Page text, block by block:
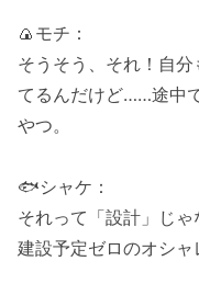
🍙モチ：
そうそう、それ！自
てるんだけど……途中
やつ。
🐟シャケ：
それって「設計」じゃ
建設予定ゼロのオシャ